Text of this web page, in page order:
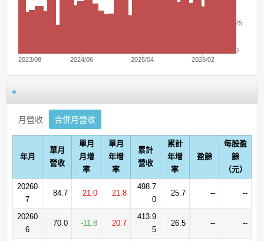
2023/08 2024/06 2025/04 2026/02
0
25
月營收 合併月營收
年月
單月
營收
單月
月增
率
單月
年增
率
累計
營收
累計
年增
率
盈餘
每股盈
餘
（元）
20260
7
84.7 21.0 21.8
498.7
0
25.7 -- --
20260
6
70.0 -11.8 20.7
413.9
5
26.5 -- --